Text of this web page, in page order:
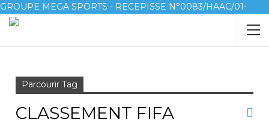
GROUPE MEGA SPORTS - RECEPISSE N°0083/HAAC/01-
2023/pl/P
Parcourir Tag
CLASSEMENT FIFA